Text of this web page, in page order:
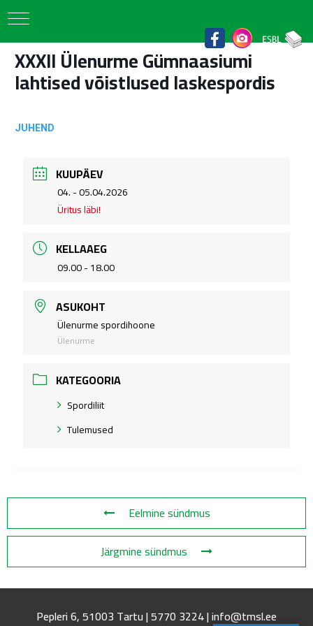
XXXII Ülenurme Gümnaasiumi
lahtised võistlused laskespordis
JUHEND
KUUPÄEV
04. - 05.04.2026
Üritus läbi!
KELLAAEG
09.00 - 18.00
ASUKOHT
Ülenurme spordihoone
Ülenurme
KATEGOORIA
Spordiliit
Tulemused
Eelmine sündmus
Järgmine sündmus
Pepleri 6, 51003 Tartu | 5770 3224 | info@tmsl.ee